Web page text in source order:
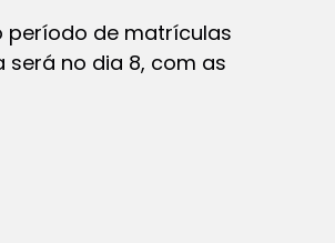
período de matrículas
será no dia 8, com as